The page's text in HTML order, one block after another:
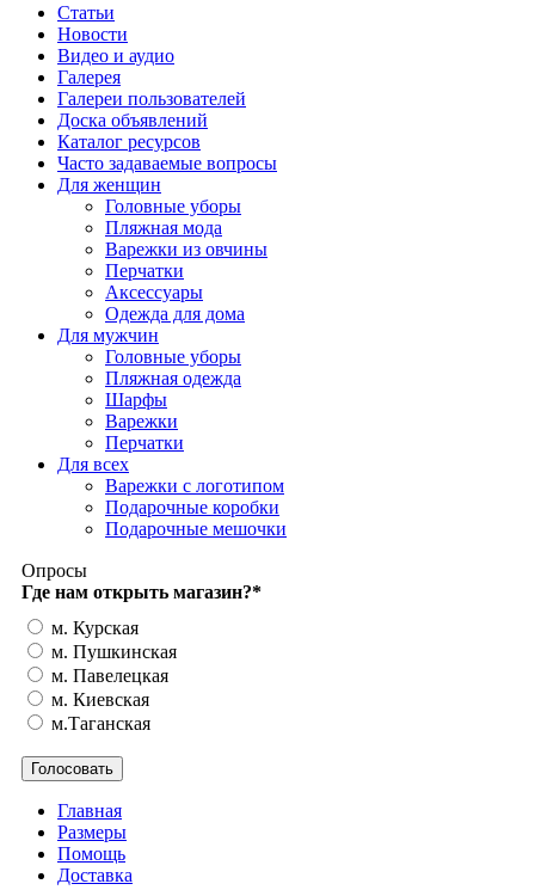
Статьи
Новости
Видео и аудио
Галерея
Галереи пользователей
Доска объявлений
Каталог ресурсов
Часто задаваемые вопросы
Для женщин
Головные уборы
Пляжная мода
Варежки из овчины
Перчатки
Аксессуары
Одежда для дома
Для мужчин
Головные уборы
Пляжная одежда
Шарфы
Варежки
Перчатки
Для всех
Варежки с логотипом
Подарочные коробки
Подарочные мешочки
Опросы
Где нам открыть магазин?*
м. Курская
м. Пушкинская
м. Павелецкая
м. Киевская
м.Таганская
Главная
Размеры
Помощь
Доставка